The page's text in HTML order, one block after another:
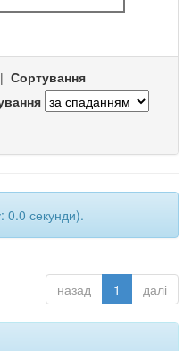
| Сортування
0.0 секунди).
назад 1 далі